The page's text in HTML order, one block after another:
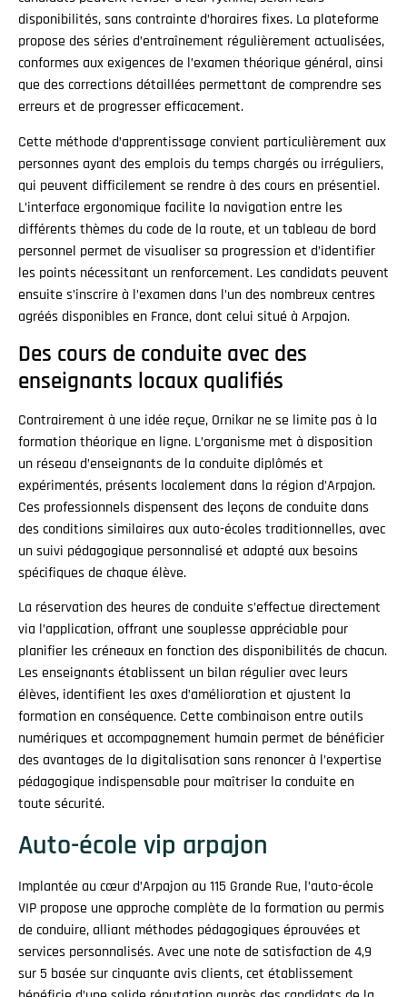
disponibilités, sans contrainte d’horaires fixes. La plateforme
propose des séries d’entraînement régulièrement actualisées,
conformes aux exigences de l’examen théorique général, ainsi
que des corrections détaillées permettant de comprendre ses
erreurs et de progresser efficacement.
Cette méthode d’apprentissage convient particulièrement aux
personnes ayant des emplois du temps chargés ou irréguliers,
qui peuvent difficilement se rendre à des cours en présentiel.
L’interface ergonomique facilite la navigation entre les
différents thèmes du code de la route, et un tableau de bord
personnel permet de visualiser sa progression et d’identifier
les points nécessitant un renforcement. Les candidats peuvent
ensuite s’inscrire à l’examen dans l’un des nombreux centres
agréés disponibles en France, dont celui situé à Arpajon.
Des cours de conduite avec des
enseignants locaux qualifiés
Contrairement à une idée reçue, Ornikar ne se limite pas à la
formation théorique en ligne. L’organisme met à disposition
un réseau d’enseignants de la conduite diplômés et
expérimentés, présents localement dans la région d’Arpajon.
Ces professionnels dispensent des leçons de conduite dans
des conditions similaires aux auto-écoles traditionnelles, avec
un suivi pédagogique personnalisé et adapté aux besoins
spécifiques de chaque élève.
La réservation des heures de conduite s’effectue directement
via l’application, offrant une souplesse appréciable pour
planifier les créneaux en fonction des disponibilités de chacun.
Les enseignants établissent un bilan régulier avec leurs
élèves, identifient les axes d’amélioration et ajustent la
formation en conséquence. Cette combinaison entre outils
numériques et accompagnement humain permet de bénéficier
des avantages de la digitalisation sans renoncer à l’expertise
pédagogique indispensable pour maîtriser la conduite en
toute sécurité.
Auto-école vip arpajon
Implantée au cœur d’Arpajon au 115 Grande Rue, l’auto-école
VIP propose une approche complète de la formation au permis
de conduire, alliant méthodes pédagogiques éprouvées et
services personnalisés. Avec une note de satisfaction de 4,9
sur 5 basée sur cinquante avis clients, cet établissement